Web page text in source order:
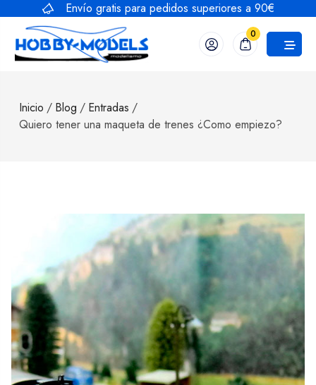
contenido
Envío gratis para pedidos superiores a 90€
0
Inicio / Blog / Entradas /
Quiero tener una maqueta de trenes ¿Como empiezo?